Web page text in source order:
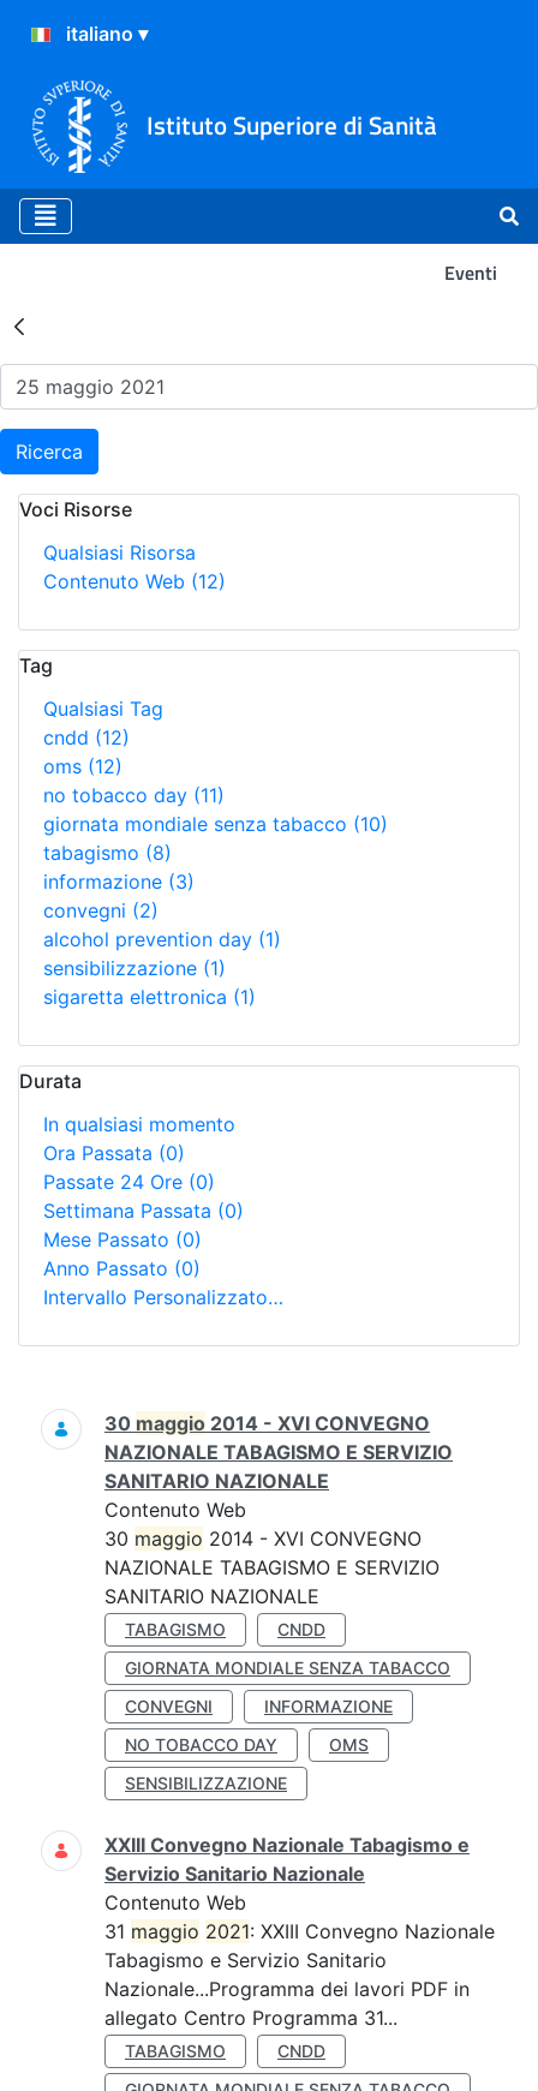
Istituto Superiore di Sanità
Eventi
Risultati della Ricerca -
Ricerca
Voci Risorse
Qualsiasi Risorsa
Contenuto Web (12)
Tag
Qualsiasi Tag
cndd (12)
oms (12)
no tobacco day (11)
giornata mondiale senza tabacco (10)
tabagismo (8)
informazione (3)
convegni (2)
alcohol prevention day (1)
sensibilizzazione (1)
sigaretta elettronica (1)
Durata
In qualsiasi momento
Ora Passata (0)
Passate 24 Ore (0)
Settimana Passata (0)
Mese Passato (0)
Anno Passato (0)
Intervallo Personalizzato…
Ricerca
30 maggio 2014 - XVI CONVEGNO
NAZIONALE TABAGISMO E SERVIZIO
SANITARIO NAZIONALE
Contenuto Web
30 maggio 2014 - XVI CONVEGNO
NAZIONALE TABAGISMO E SERVIZIO
SANITARIO NAZIONALE
TABAGISMO
CNDD
GIORNATA MONDIALE SENZA TABACCO
CONVEGNI
INFORMAZIONE
NO TOBACCO DAY
OMS
SENSIBILIZZAZIONE
XXIII Convegno Nazionale Tabagismo e
Servizio Sanitario Nazionale
Contenuto Web
31 maggio 2021: XXIII Convegno Nazionale
Tabagismo e Servizio Sanitario
Nazionale...Programma dei lavori PDF in
allegato Centro Programma 31...
TABAGISMO
CNDD